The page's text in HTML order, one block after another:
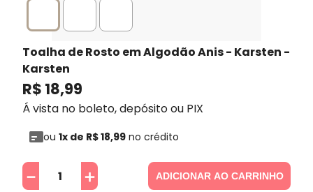
Toalha de Rosto em Algodão Anis - Karsten -
Karsten
R$ 18,99
Á vista no boleto, depósito ou PIX
ou 1x de R$18,99 no crédito
＋
－ ADICIONAR AO CARRINHO